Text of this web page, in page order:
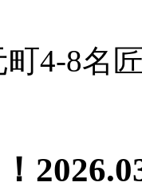
4-8名